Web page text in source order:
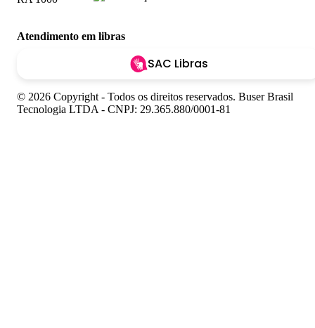
Atendimento em libras
SAC Libras
© 2026 Copyright - Todos os direitos reservados. Buser Brasil
Tecnologia LTDA - CNPJ: 29.365.880/0001-81